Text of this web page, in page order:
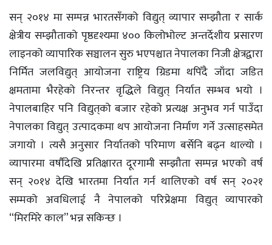
सन् २०१४ मा सम्पन्न भारतसँगको विद्युत् व्यापार सम्झौता र सार्क
क्षेत्रीय सम्झौताको पृष्ठदृश्यमा ४०० किलोभोल्ट अन्तर्देशीय प्रसारण
लाइनको व्यापारिक सञ्चालन सुरु भएपश्चात नेपालका निजी क्षेत्रद्वारा
निर्मित जलविद्युत् आयोजना राष्ट्रिय ग्रिडमा थपिँदै जाँदा जडित
क्षमतामा भैरहेको निरन्तर वृद्धिले विद्युत् निर्यात सम्भव भयो ।
नेपालबाहिर पनि विद्युत्‌को बजार रहेको प्रत्यक्ष अनुभव गर्न पाउँदा
नेपालका विद्युत् उत्पादकमा थप आयोजना निर्माण गर्ने उत्साहसमेत
जगायो । त्यसै अनुसार निर्यातको परिमाण बर्सेनि बढ्न थाल्यो ।
व्यापारमा वर्षौंदेखि प्रतिक्षारत दूरगामी सम्झौता सम्पन्न भएको वर्ष
सन् २०१४ देखि भारतमा निर्यात गर्न थालिएको वर्ष सन् २०२१
सम्मको अवधिलाई नै नेपालको परिप्रेक्षमा विद्युत् व्यापारको
“मिरमिरे काल” भन्न सकिन्छ ।